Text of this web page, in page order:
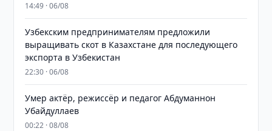
14:49 · 06/08
Узбекским предпринимателям предложили
выращивать скот в Казахстане для последующего
экспорта в Узбекистан
22:30 · 06/08
Умер актёр, режиссёр и педагог Абдуманнон
Убайдуллаев
00:22 · 08/08